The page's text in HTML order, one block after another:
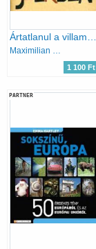
Ártatlanul a villamosszékben
Maximilian Scheer
1 100 Ft
PARTNER